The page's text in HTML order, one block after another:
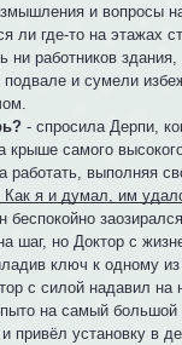
и вопросы
ли где-то на этажах
ни работников
и сумели
- спросила Дерпи,
крыше самого
работать, выполняя
Как я и думал, им
беспокойно
шаг, но Доктор с
ключ к одному
с силой надавил на
на самый большой
привёл установку в